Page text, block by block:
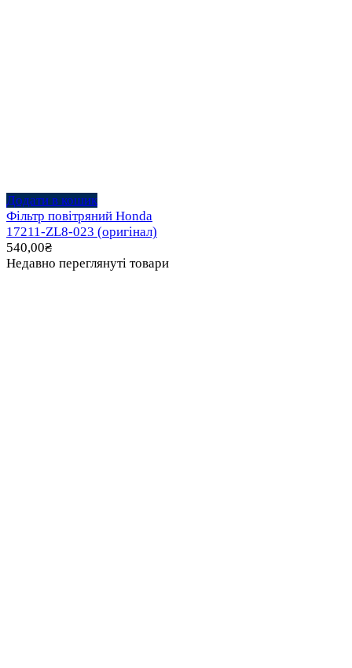
Додати в кошик
Фільтр повітряний Honda
17211-ZL8-023 (оригінал)
540,00₴
Недавно переглянуті товари